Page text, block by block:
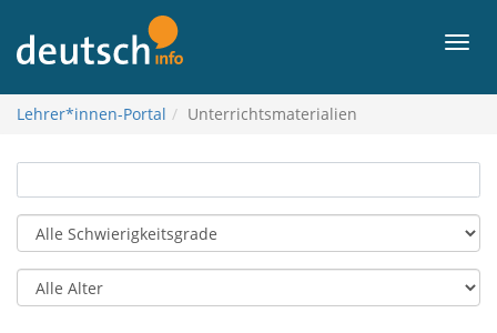
enhavo
Lehrer*innen-Portal Unterrichtsmaterialien